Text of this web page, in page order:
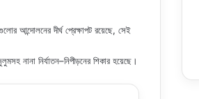
আন্দোলনের দীর্ঘ প্রেক্ষাপট রয়েছে, সেই
নানা নির্যাতন–নিপীড়নের শিকার হয়েছে।